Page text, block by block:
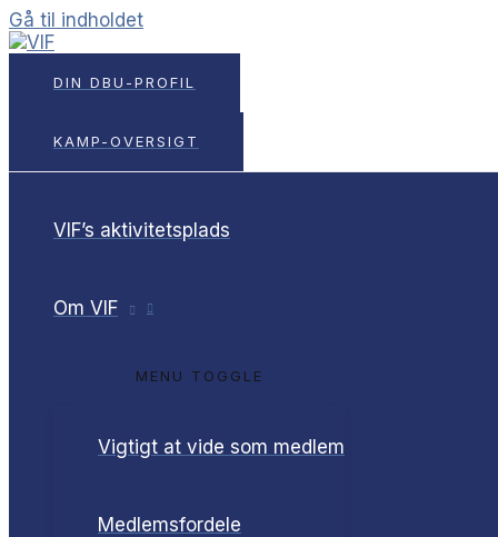
Gå til indholdet
DIN DBU-PROFIL
KAMP-OVERSIGT
VIF’s aktivitetsplads
Om VIF
MENU TOGGLE
Vigtigt at vide som medlem
Medlemsfordele